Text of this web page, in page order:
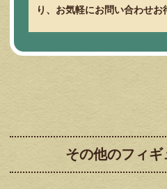
り、お気軽にお問い合わせお
その他のフィギ